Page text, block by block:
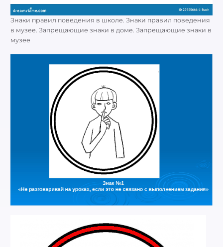
Знаки правил поведения в школе. Знаки правил поведения
в музее. Запрещающие знаки в доме. Запрещающие знаки в
музее